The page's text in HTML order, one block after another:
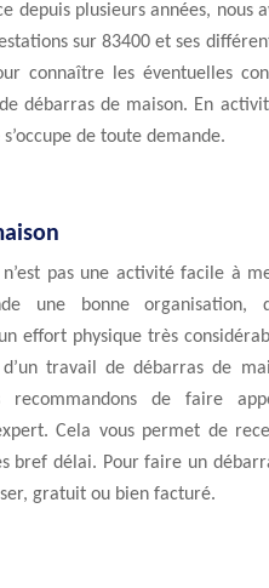
depuis plusieurs années, nous
sur 83400 et ses
connaître les éventuelles
débarras de maison. En
de toute demande.
pas une activité facile à
une bonne organisation,
effort physique très
travail de débarras de
recommandons de faire
Cela vous permet de
bref délai. Pour faire un
gratuit ou bien facturé.